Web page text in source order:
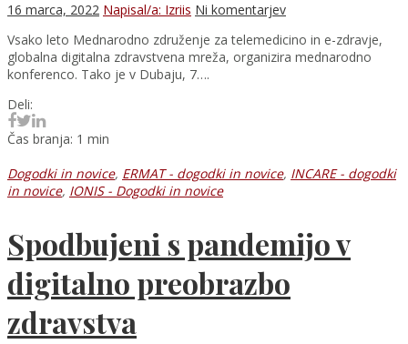
16 marca, 2022 Napisal/a: Izriis Ni komentarjev
Vsako leto Mednarodno združenje za telemedicino in e-zdravje,
globalna digitalna zdravstvena mreža, organizira mednarodno
konferenco. Tako je v Dubaju, 7….
Deli:
Čas branja: 1 min
Dogodki in novice, ERMAT - dogodki in novice, INCARE - dogodki
in novice, IONIS - Dogodki in novice
Spodbujeni s pandemijo v
digitalno preobrazbo
zdravstva